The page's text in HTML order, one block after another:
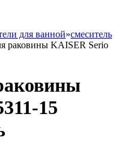
для ванной»смеситель
раковины KAISER Serio
15